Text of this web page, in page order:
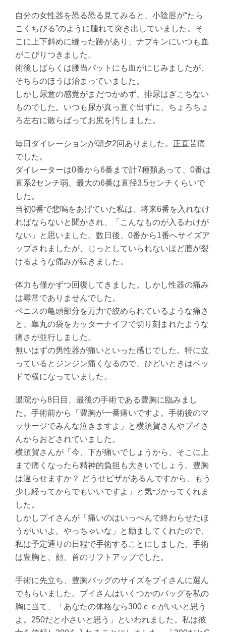
自分の女性器を恐る恐る見てみると、小陰唇が“たら
こくちびる”のように腫れて突き出していました。そ
こに上下斜めに縫った跡があり、ナプキンにいつも血
がこびりつきました。
術後しばらくは腰当パットにも血がにじみましたが、
そちらのほうは治まっていました。
しかし尿意の感覚がまだつかめず、排尿はぎこちない
ものでした。いつも尿が真っ直ぐ出ずに、ちょろちょ
ろ左右に散らばってお尻を汚しました。
毎日ダイレーションが朝夕2回ありました。正直苦痛
でした。
ダイレーターは0番から6番まで計7種類あって、0番は
直系2センチ弱、最大の6番は直径3.5センチくらいで
した。
当初0番で悲鳴をあげていた私は、将来6番を入れなけ
ればならないと聞かされ、「こんなものが入るわけが
ない」と思いました。数日後、0番から1番へサイズア
ップされましたが、じっとしていられないほど膣が裂
けるような痛みが続きました。
体力も僅かずつ回復してきました。しかし性器の痛み
は尋常でありませんでした。
ペニスの亀頭部分を万力で絞められているような痛さ
と、睾丸の袋をカッターナイフで切り刻まれたような
痛さが並行しました。
無いはずの男性器が痛いといった感じでした。特に立
っているとジンジン痛くなるので、ひどいときはベッ
ドで横になっていました。
退院から8日目、最後の手術である豊胸に臨みまし
た。手術前から「豊胸が一番痛いですよ。手術後のマ
ッサージでみんな泣きますよ」と横須賀さんやプイさ
んからおどされていました。
横須賀さんが「今、下が痛いでしょうから、そこに上
まで痛くなったら精神的負担も大きいでしょう。豊胸
は遅らせますか？ どうせビザがあるんですから、もう
少し経ってからでもいいですよ」と気づかってくれま
した。
しかしプイさんが「痛いのはいっぺんで終わらせたほ
うがいいよ。やっちゃいな」と励ましてくれたので、
私は予定通りの日程で手術することにしました。手術
は豊胸と、顔、首のリフトアップでした。
手術に先立ち、豊胸バッグのサイズをプイさんに選ん
でもらいました。プイさんはいくつかのバッグを私の
胸に当て、「あなたの体格なら300ｃｃがいいと思う
よ。250だと小さいと思う」といわれました。私は彼